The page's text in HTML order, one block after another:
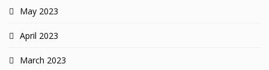
May 2023
April 2023
March 2023